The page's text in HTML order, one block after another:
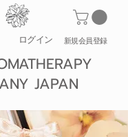
​新規会員登録
ログイン
JAPAN